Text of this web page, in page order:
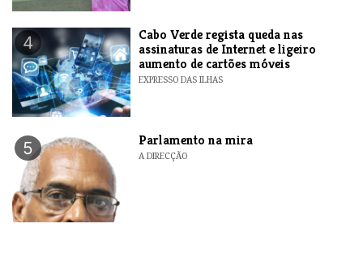
4
Cabo Verde regista queda nas
assinaturas de Internet e ligeiro
aumento de cartões móveis
EXPRESSO DAS ILHAS
5 Parlamento na mira
A DIRECÇÃO